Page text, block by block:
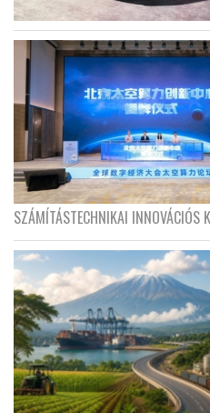
SZÁMÍTÁSTECHNIKAI INNOVÁCIÓS